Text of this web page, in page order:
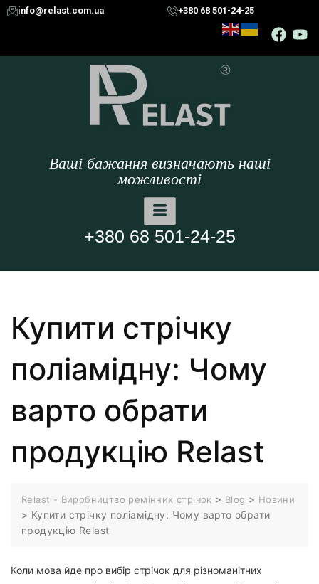
info@relast.com.ua +380 68 501-24-25
Ваші бажання визначають наші
можливості
+380 68 501-24-25
Купити стрічку
поліамідну: Чому
варто обрати
продукцію Relast
Relast - Виробництво ремінних стрічок > Blog > Новини
> Купити стрічку поліамідну: Чому варто обрати
продукцію Relast
Коли мова йде про вибір стрічок для різноманітних